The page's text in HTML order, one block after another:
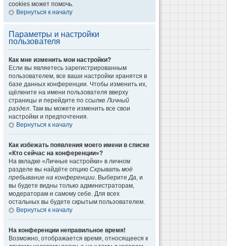
cookies может помочь.
Вернуться к началу
Параметры и настройки
пользователя
Как мне изменить мои настройки?
Если вы являетесь зарегистрированным
пользователем, все ваши настройки хранятся в
базе данных конференции. Чтобы изменить их,
щёлкните на имени пользователя вверху
страницы и перейдите по ссылкеЛичный
раздел. Там вы можете изменить все свои
настройки и предпочтения.
Вернуться к началу
Как избежать появления моего имени в списке
«Кто сейчас на конференции»?
На вкладке «Личные настройки» в личном
разделе вы найдёте опцию Скрывать моё
пребывание на конференции. ВыберитеДа, и
вы будете видны только администраторам,
модераторам и самому себе. Для всех
остальных вы будете скрытым пользователем.
Вернуться к началу
На конференции неправильное время!
Возможно, отображается время, относящееся к